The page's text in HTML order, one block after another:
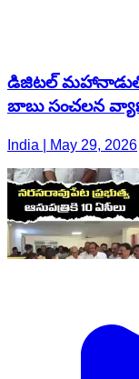
డిజిటల్ మహానాడుతో
బాబు సంచలన
India | May 29, 2026